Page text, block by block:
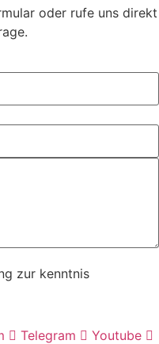
oder rufe uns direkt
zur kenntnis
Telegram
Youtube